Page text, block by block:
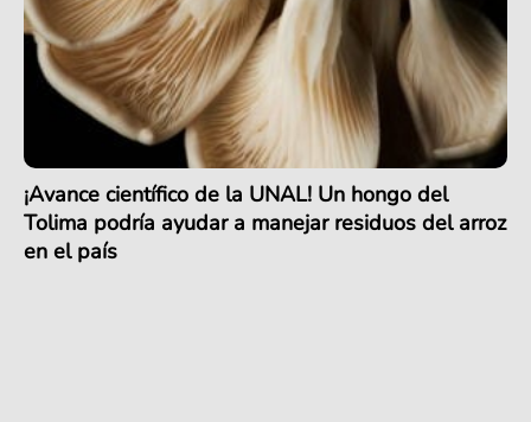
¡Avance científico de la UNAL! Un hongo del
Tolima podría ayudar a manejar residuos del arroz
en el país